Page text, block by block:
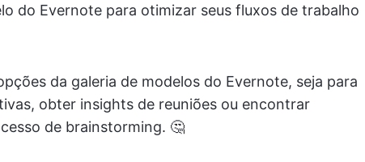
do Evernote para otimizar seus fluxos de trabalho
da galeria de modelos do Evernote, seja para
obter insights de reuniões ou encontrar
de brainstorming. 🤔